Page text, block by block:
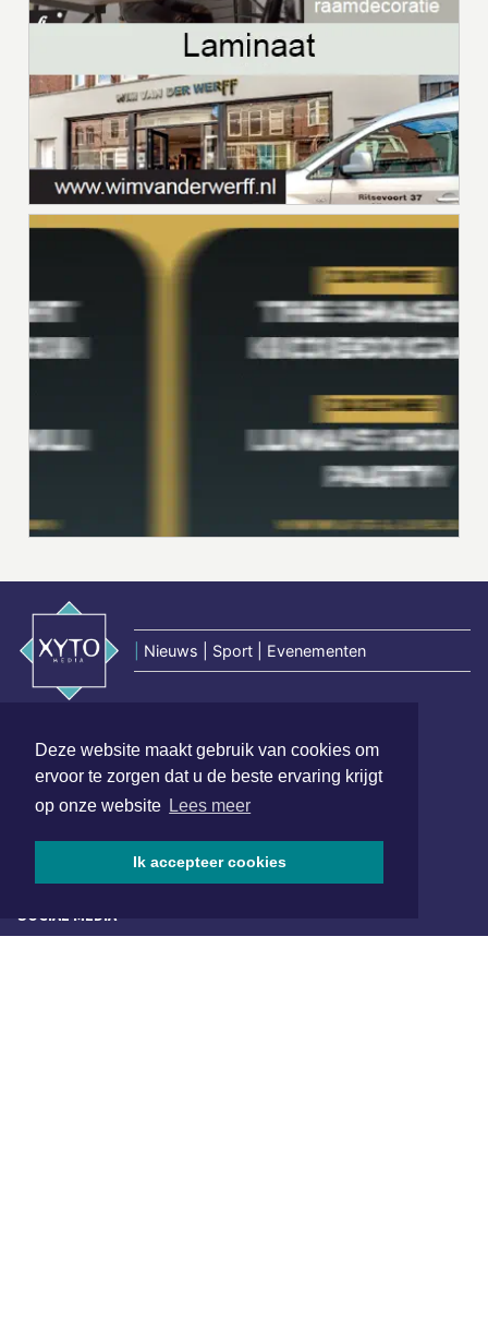
Deze website maakt gebruik van cookies om
ervoor te zorgen dat u de beste ervaring krijgt
op onze website Lees meer
Ik accepteer cookies
Nieuws | Sport | Evenementen
van Benthuizenlaan 1
1701 BZ Heerhugowaard
072 8200 600
redactie@xyto.nl
www.xyto.nl
SOCIAL MEDIA